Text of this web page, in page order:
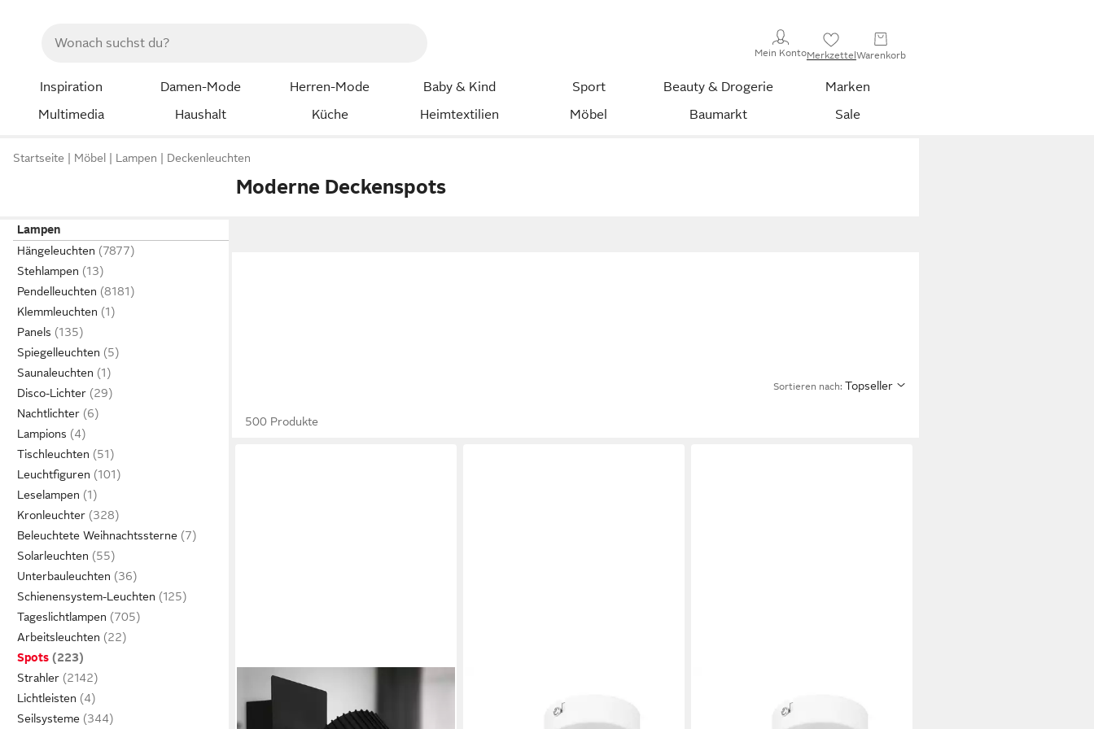
Mein KontoMerkzettelWarenkorb
Inspiration Damen-Mode Herren-Mode Baby & Kind Sport Beauty & Drogerie
Marken
Multimedia
Haushalt Küche Heimtextilien Möbel Baumarkt Sale
Startseite Möbel Lampen Deckenleuchten
Moderne Deckenspots
Lampen
Hängeleuchten
Stehlampen
Pendelleuchten
Klemmleuchten
Panels
Spiegelleuchten
Saunaleuchten
Disco-Lichter
Nachtlichter
Lampions
Tischleuchten
Leuchtfiguren
Leselampen
Kronleuchter
Beleuchtete Weihnachtssterne
Solarleuchten
Unterbauleuchten
Schienensystem-Leuchten
Tageslichtlampen
Arbeitsleuchten
Spots
Strahler
Lichtleisten
Seilsysteme
Sortieren nach: Topseller
500 Produkte
BRILONER LEUCHTEN
LED Deckenspot Deckenleuchte
Wandleuchte schwenkbar GU10
LED Deckenspots Deckenleuchte
Spotleuchte Deckenstrahler, Nicht
LED Deckenspots Deckenleuchte
Spotleuchte Deckenstrahler, Nicht